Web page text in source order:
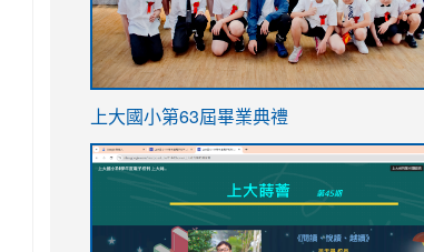
link
https://sites.google.com/stes.tyc.edu.tw/
上大國小第63屆畢業典禮
link